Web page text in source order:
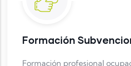
Formación
Formación profesional